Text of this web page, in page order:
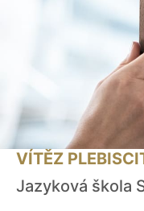
VÍTĚZ
Jazyková škola